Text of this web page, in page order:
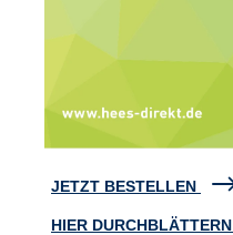
JETZT BESTELLEN
HIER DURCHBLÄTTERN